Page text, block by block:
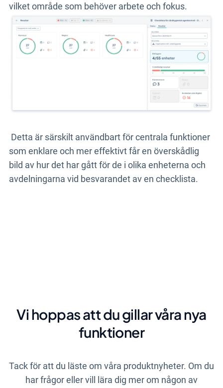
vilket område som behöver arbete och fokus.
Detta är särskilt användbart för centrala funktioner
som enklare och mer effektivt får en överskådlig
bild av hur det har gått för de i olika enheterna och
avdelningarna vid besvarandet av en checklista.
Vi hoppas att du gillar våra nya
funktioner
Tack för att du läste om våra produktnyheter. Om du
har frågor eller vill lära dig mer om någon av